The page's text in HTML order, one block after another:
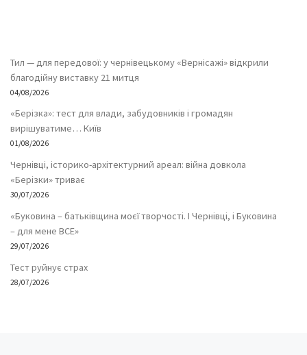
Тил — для передової: у чернівецькому «Вернісажі» відкрили
благодійну виставку 21 митця
04/08/2026
«Берізка»: тест для влади, забудовників і громадян
вирішуватиме… Київ
01/08/2026
Чернівці, історико-архітектурний ареал: війна довкола
«Берізки» триває
30/07/2026
«Буковина – батьківщина моєї творчості. І Чернівці, і Буковина
– для мене ВСЕ»
29/07/2026
Тест руйнує страх
28/07/2026